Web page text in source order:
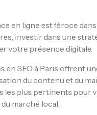
en ligne est féroce
investir dans une
votre présence digitale.
en SEO à Paris offrent
du contenu et du
les plus pertinents pour
marché local.